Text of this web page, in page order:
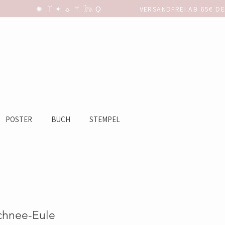
POSTER BUCH STEMPEL
Eule